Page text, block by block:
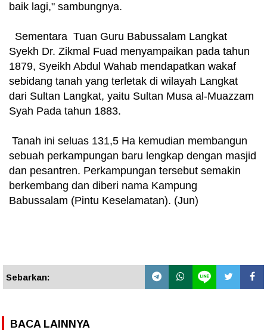
baik lagi," sambungnya.
Sementara Tuan Guru Babussalam Langkat
Syekh Dr. Zikmal Fuad menyampaikan pada tahun
1879, Syeikh Abdul Wahab mendapatkan wakaf
sebidang tanah yang terletak di wilayah Langkat
dari Sultan Langkat, yaitu Sultan Musa al-Muazzam
Syah Pada tahun 1883.
Tanah ini seluas 131,5 Ha kemudian membangun
sebuah perkampungan baru lengkap dengan masjid
dan pesantren. Perkampungan tersebut semakin
berkembang dan diberi nama Kampung
Babussalam (Pintu Keselamatan). (Jun)
Sebarkan:
BACA LAINNYA